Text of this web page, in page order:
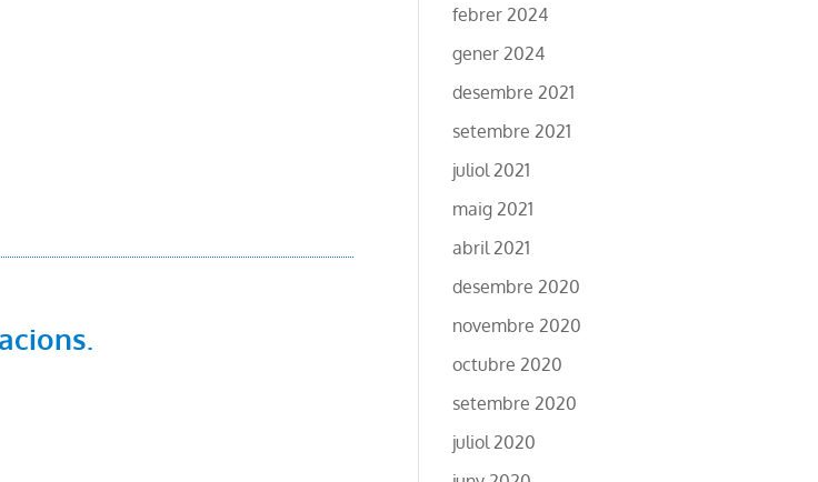
febrer 2024
gener 2024
desembre 2021
setembre 2021
juliol 2021
maig 2021
abril 2021
desembre 2020
novembre 2020
octubre 2020
setembre 2020
juliol 2020